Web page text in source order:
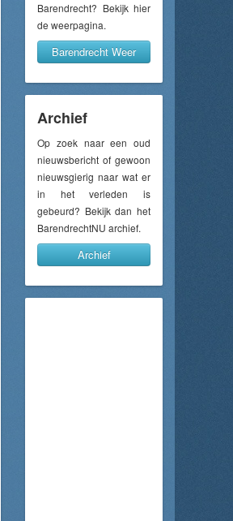
Barendrecht? Bekijk hier
de weerpagina.
Barendrecht Weer
Archief
Op zoek naar een oud
nieuwsbericht of gewoon
nieuwsgierig naar wat er
in het verleden is
gebeurd? Bekijk dan het
BarendrechtNU archief.
Archief